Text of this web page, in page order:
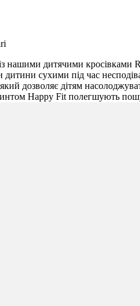
нашими дитячими кросівками
сухими під час
дозволяє дітям
Happy Fit полегшують